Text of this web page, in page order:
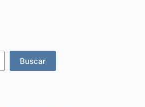
Buscar